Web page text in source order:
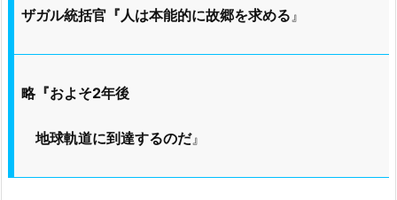
ザガル統括官『人は本能的に故郷を求める 』
略『およそ2年後
地球軌道に到達するのだ』